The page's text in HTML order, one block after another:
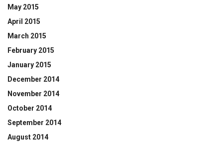
May 2015
April 2015
March 2015
February 2015
January 2015
December 2014
November 2014
October 2014
September 2014
August 2014